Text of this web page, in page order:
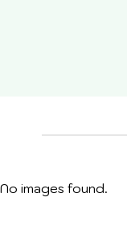
No images found.